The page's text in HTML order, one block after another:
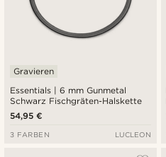
Essentials | 6 mm Gunmetal
Schwarz Fischgräten-Halskette
Gravieren
54,95 €
3 FARBEN LUCLEON